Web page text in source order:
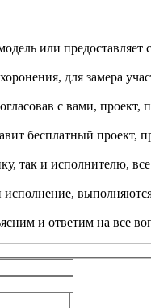
или предоставляет
для замера
с вами, проект,
бесплатный проект,
так и исполнителю,
исполнение,
и ответим на все